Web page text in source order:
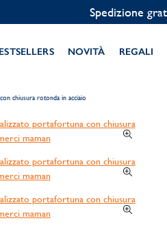
NOVITÀ REGALI
chiusura rotonda in acciaio